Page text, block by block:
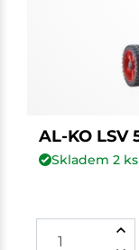
AL-KO LSV
Skladem 2ks